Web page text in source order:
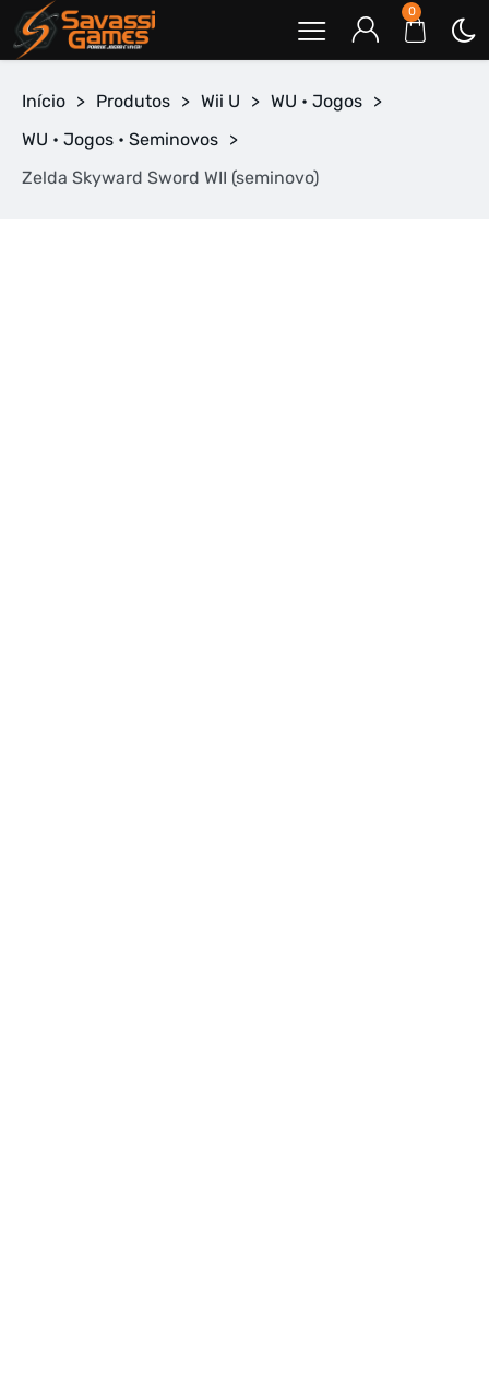
0
Início > Produtos > Wii U > WU • Jogos >
WU • Jogos • Seminovos >
Zelda Skyward Sword WII (seminovo)